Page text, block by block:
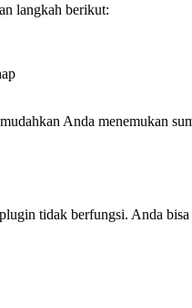
langkah berikut:
Anda menemukan
tidak berfungsi. Anda